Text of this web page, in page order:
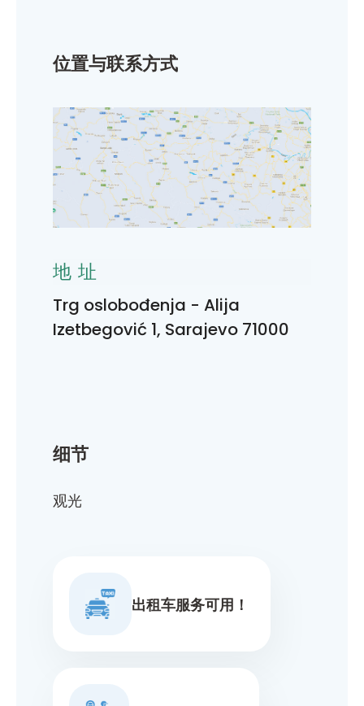
细节
观光
出租车服务可用！
位置与联系方式
地址
Trg oslobođenja - Alija
Izetbegović 1, Sarajevo 71000